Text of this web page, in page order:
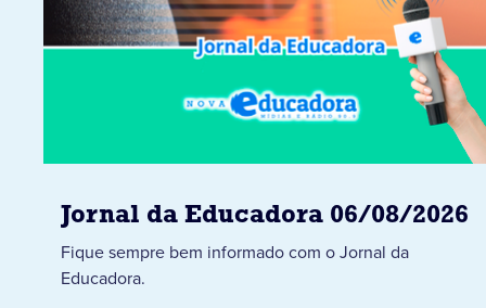
Jornal da Educadora 06/08/2026
Fique sempre bem informado com o Jornal da
Educadora.